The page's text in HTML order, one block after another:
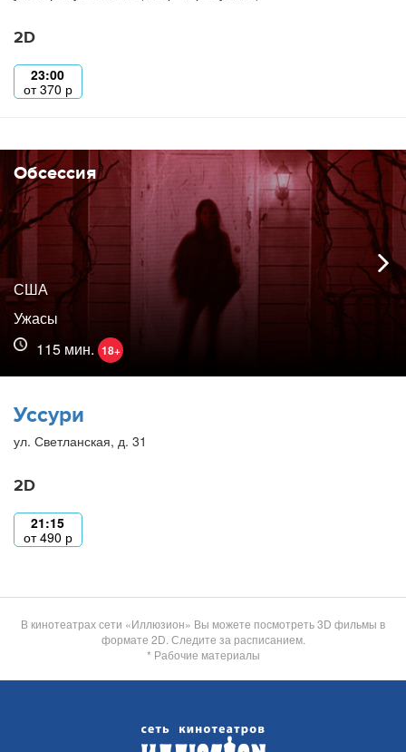
2D
23:00
от370 р
Обсессия
США
Ужасы
115 мин. 18+
Уссури
ул. Светланская, д. 31
2D
21:15
от490 р
В кинотеатрах сети «Иллюзион» Вы можете посмотреть 3D фильмы в
формате 2D. Следите за расписанием.
* Рабочие материалы